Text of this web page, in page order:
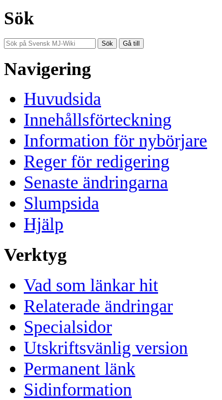
Sök
Navigering
Huvudsida
Innehållsförteckning
Information för nybörjare
Reger för redigering
Senaste ändringarna
Slumpsida
Hjälp
Verktyg
Vad som länkar hit
Relaterade ändringar
Specialsidor
Utskriftsvänlig version
Permanent länk
Sidinformation